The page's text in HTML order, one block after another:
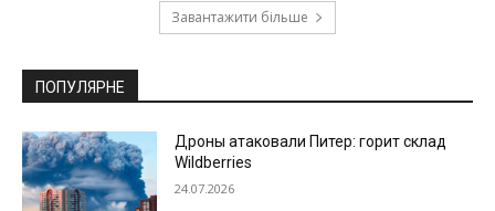
Завантажити більше
ПОПУЛЯРНЕ
Дроны атаковали Питер: горит склад
Wildberries
24.07.2026